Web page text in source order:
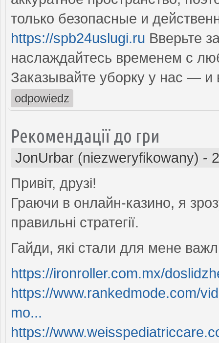
только безопасные и
https://spb24uslugi.ru Вверьте
наслаждайтесь временем с
Заказывайте уборку у нас —
odpowiedz
Рекомендації до гри
JonUrbar (niezweryfikowany) -
Привіт, друзі!
Граючи в онлайн-казино, я
правильні стратегії.
Гайди, які стали для мене
https://ironroller.com.mx/
https://www.rankedmode.com/
mo...
https://